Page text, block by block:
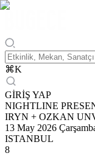
⌘K
GİRİŞ YAP
NIGHTLINE
IRYN + OZKAN
13 May 2026
ISTANBUL
8